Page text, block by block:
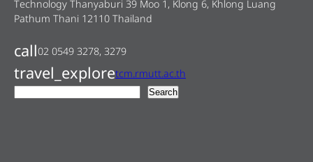
Technology Thanyaburi 39 Moo 1, Klong 6, Khlong Luang
Pathum Thani 12110 Thailand
call02 0549 3278, 3279
travel_exploretcm.rmutt.ac.th
Search